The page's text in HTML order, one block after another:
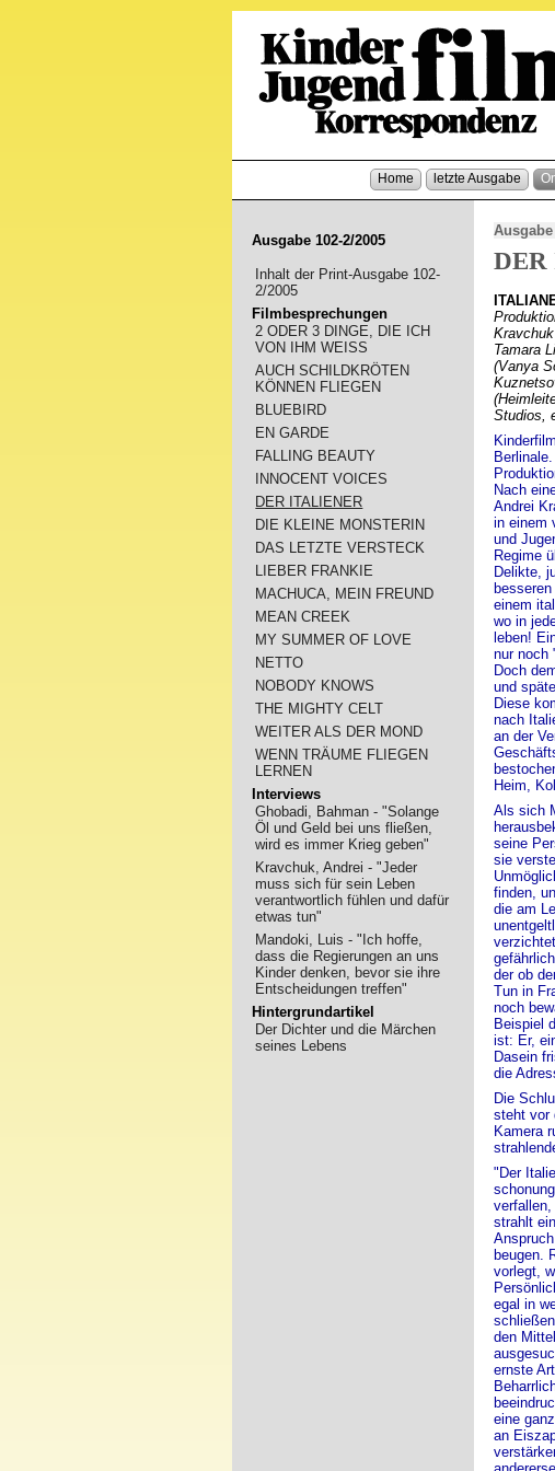
Home letzte Ausgabe
Ausgabe
Tamara
(Vanya
Studios,
Nach
Andrei
in einem
und
Regime
Delikte,
einem
wo in
leben!
nur noch
Doch
und
Diese
nach
an der
Heim,
Als sich
seine
sie
finden,
die am
der ob
Tun in
noch
Beispiel
ist: Er,
Dasein
die
Die
steht vor
Kamera
"Der
strahlt
beugen.
vorlegt,
egal in
den
ernste
eine
an
Ausgabe 102-2/2005
Inhalt der Print-Ausgabe 102-
2/2005
Filmbesprechungen
2 ODER 3 DINGE, DIE ICH
VON IHM WEISS
AUCH SCHILDKRÖTEN
KÖNNEN FLIEGEN
BLUEBIRD
EN GARDE
FALLING BEAUTY
INNOCENT VOICES
DER ITALIENER
DIE KLEINE MONSTERIN
DAS LETZTE VERSTECK
LIEBER FRANKIE
MACHUCA, MEIN FREUND
MEAN CREEK
MY SUMMER OF LOVE
NETTO
NOBODY KNOWS
THE MIGHTY CELT
WEITER ALS DER MOND
WENN TRÄUME FLIEGEN
LERNEN
Interviews
Ghobadi, Bahman - "Solange
Öl und Geld bei uns fließen,
wird es immer Krieg geben"
Kravchuk, Andrei - "Jeder
muss sich für sein Leben
verantwortlich fühlen und dafür
etwas tun"
Mandoki, Luis - "Ich hoffe,
dass die Regierungen an uns
Kinder denken, bevor sie ihre
Entscheidungen treffen"
Hintergrundartikel
Der Dichter und die Märchen
seines Lebens